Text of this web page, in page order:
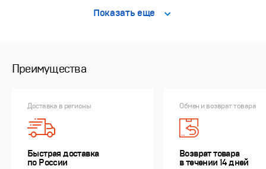
Показать еще
Преимущества
Доставка в регионы
Быстрая доставка
по России
Обмен и возврат товара
Возврат товара
в течении 14 дней